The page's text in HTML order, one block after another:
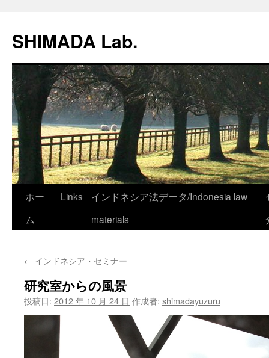
SHIMADA Lab.
ン
ツ
へ
ホー
ム
Links
インドネシア法データ/Indonesia law
materials
← インドネシア・セミナー
研究室からの風景
投稿日: 2012 年 10 月 24 日 作成者: shimadayuzuru